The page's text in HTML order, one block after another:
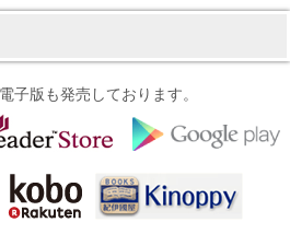
子版も発売しております。